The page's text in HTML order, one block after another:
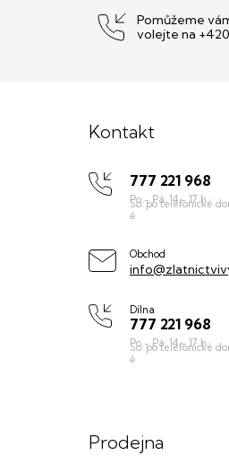
Pomůžeme
volejte na +420
Kontakt
777 221 968
Obchod
Dílna
777 221 968
Prodejna